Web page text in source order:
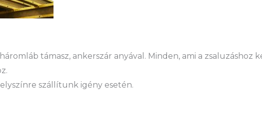
támasz, ankerszár anyával. Minden, ami a zsaluzáshoz
szállítunk igény esetén.